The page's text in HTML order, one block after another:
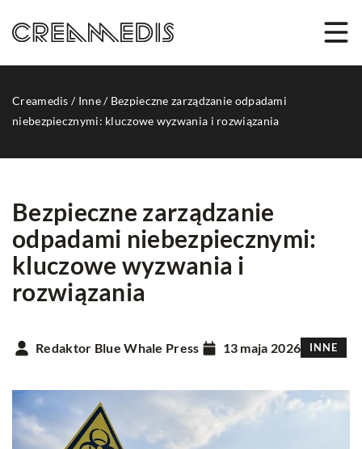
Creamedis / Inne/ Bezpieczne zarządzanie odpadami
niebezpiecznymi: kluczowe wyzwania i rozwiązania
Bezpieczne zarządzanie
odpadami niebezpiecznymi:
kluczowe wyzwania i
rozwiązania
Redaktor Blue Whale Press 13 maja 2026 INNE